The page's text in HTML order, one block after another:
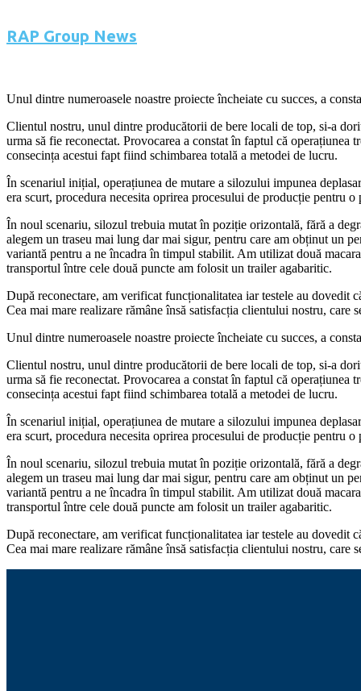
RAP Group News
Unul dintre numeroasele noastre proiecte încheiate cu succes, a
Clientul nostru, unul dintre producătorii de bere locali de top, si-a
urma să fie reconectat. Provocarea a constat în faptul că
consecința acestui fapt fiind schimbarea totală a metodei de lucru.
În scenariul inițial, operațiunea de mutare a silozului impunea
era scurt, procedura necesita oprirea procesului de producție pentru
În noul scenariu, silozul trebuia mutat în poziție orizontală, fără a
alegem un traseu mai lung dar mai sigur, pentru care am obținut un
variantă pentru a ne încadra în timpul stabilit. Am utilizat două
transportul între cele două puncte am folosit un trailer agabaritic.
După reconectare, am verificat funcționalitatea iar testele au
Cea mai mare realizare rămâne însă satisfacția clientului nostru, care
Unul dintre numeroasele noastre proiecte încheiate cu succes, a
Clientul nostru, unul dintre producătorii de bere locali de top, si-a
urma să fie reconectat. Provocarea a constat în faptul că
consecința acestui fapt fiind schimbarea totală a metodei de lucru.
În scenariul inițial, operațiunea de mutare a silozului impunea
era scurt, procedura necesita oprirea procesului de producție pentru
În noul scenariu, silozul trebuia mutat în poziție orizontală, fără a
alegem un traseu mai lung dar mai sigur, pentru care am obținut un
variantă pentru a ne încadra în timpul stabilit. Am utilizat două
transportul între cele două puncte am folosit un trailer agabaritic.
După reconectare, am verificat funcționalitatea iar testele au
Cea mai mare realizare rămâne însă satisfacția clientului nostru, care